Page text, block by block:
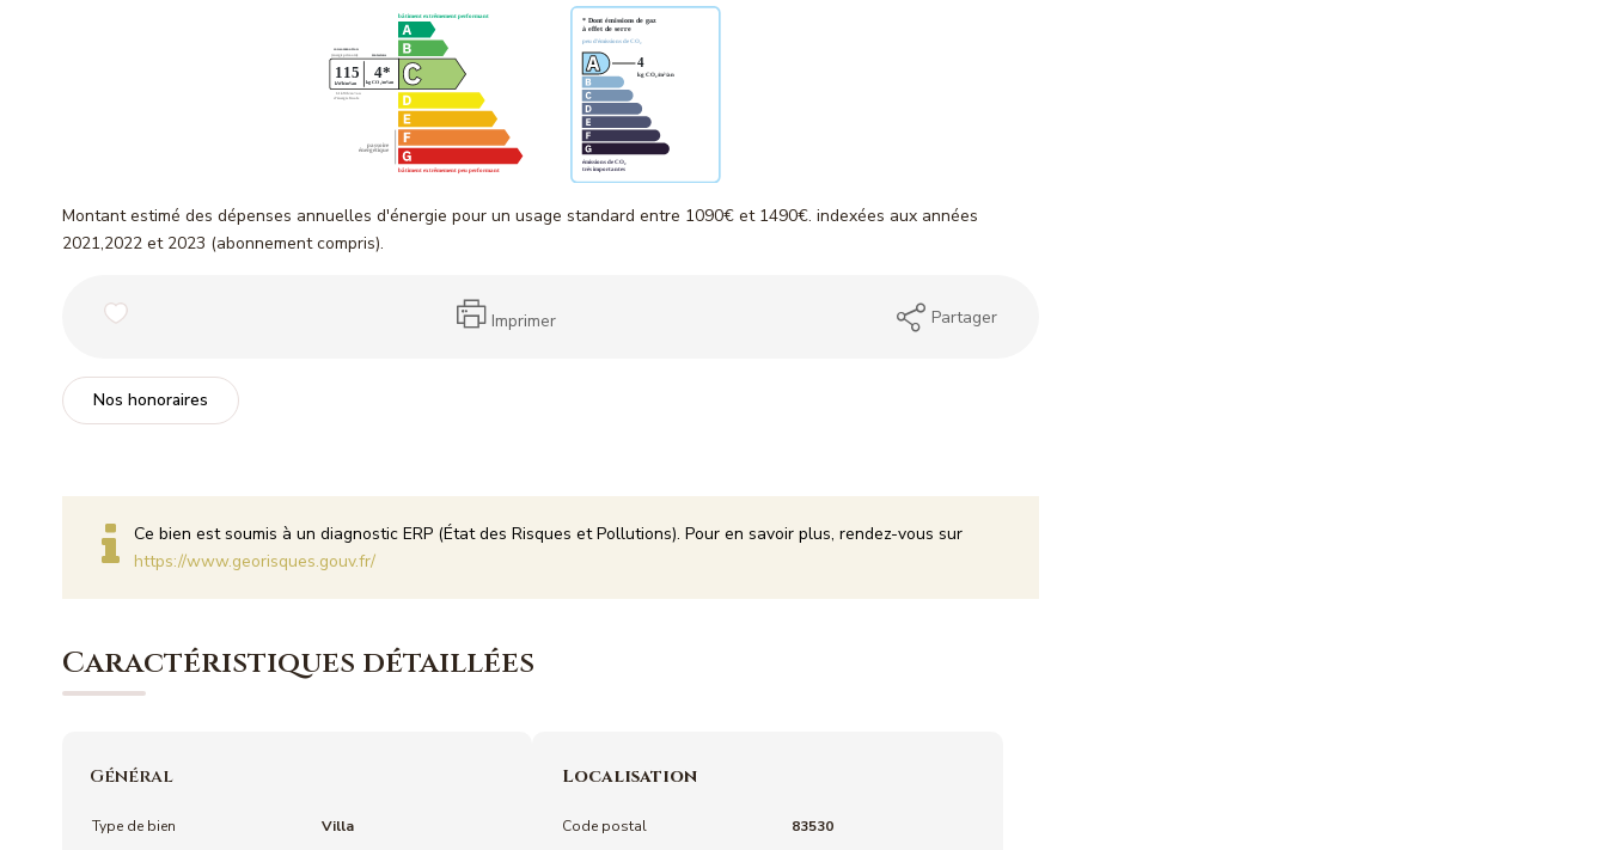
Montant estimé des dépenses annuelles d'énergie pour un usage standard entre 1090€ et 1490€. indexées aux années
2021,2022 et 2023 (abonnement compris).
Imprimer Partager
Nos honoraires
Ce bien est soumis à un diagnostic ERP (État des Risques et Pollutions). Pour en savoir plus, rendez-vous sur
https://www.georisques.gouv.fr/
Caractéristiques détaillées
Général
Type de bien
Villa
Localisation
Code postal
83530